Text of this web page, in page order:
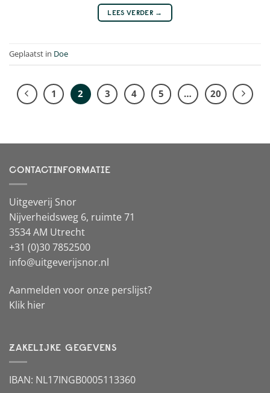
LEES VERDER →
Geplaatst in Doe
1 2 3 4 5 … 20
CONTACTINFORMATIE
Uitgeverij Snor
Nijverheidsweg 6, ruimte 71
3534 AM Utrecht
+31 (0)30 7852500
info@uitgeverijsnor.nl
Aanmelden voor onze perslijst?
Klik hier
ZAKELIJKE GEGEVENS
IBAN: NL17INGB0005113360